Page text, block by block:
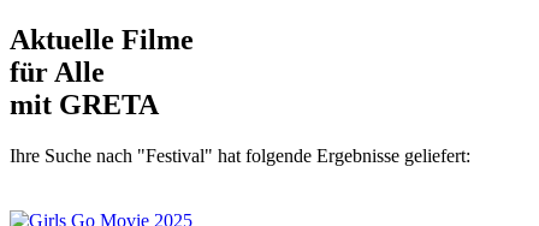
Aktuelle Filme
für Alle
mit GRETA
Ihre Suche nach "Festival" hat folgende Ergebnisse geliefert: